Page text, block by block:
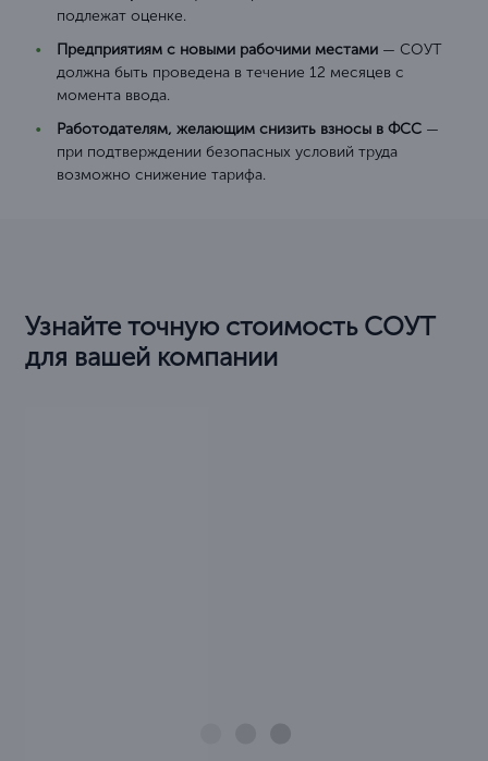
подлежат оценке.
Предприятиям с новыми рабочими местами — СОУТ
должна быть проведена в течение 12 месяцев с
момента ввода.
Работодателям, желающим снизить взносы в ФСС —
при подтверждении безопасных условий труда
возможно снижение тарифа.
Узнайте точную стоимость СОУТ
для вашей компании